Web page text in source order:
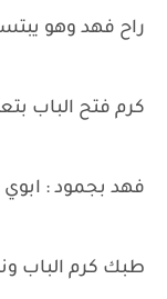
راح فهد وهو
كرم فتح الباب
فهد بجمود :
طبك كرم الباب